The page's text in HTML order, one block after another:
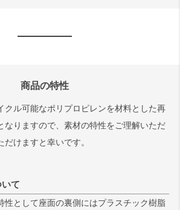
商品の特性
クル可能なポリプロピレンを材料とした再
なりますので、素材の特性をご理解いただ
けますと幸いです。
て
性として座面の裏側にはプラスチック樹脂